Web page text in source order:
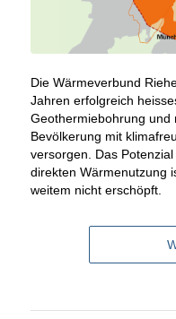
Die Wärmeverbund
Jahren erfolgreich
Geothermiebohrung und
Bevölkerung mit
versorgen. Das
direkten Wärmenutzung
weitem nicht erschöpft.